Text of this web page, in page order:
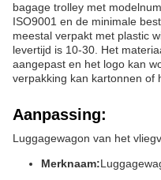
bagage trolley met
ISO9001 en de minimale
meestal verpakt met plastic
levertijd is 10-30. Het
aangepast en het logo kan
verpakking kan kartonnen of
Aanpassing:
Luggagewagon van het
Merknaam: